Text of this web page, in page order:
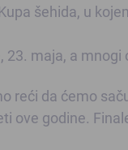
šehida, u
maja, a
reći da ćemo
ove godine.